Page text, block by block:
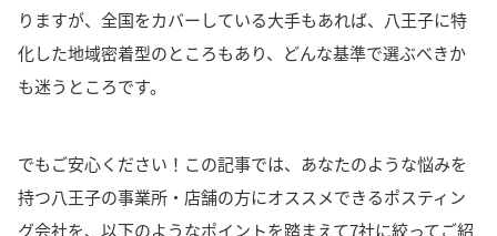
りますが、全国をカバーしている大手もあれば、八王子に特
化した地域密着型のところもあり、どんな基準で選ぶべきか
も迷うところです。
でもご安心ください！ この記事では、あなたのような悩みを
持つ八王子の事業所・店舗の方にオススメできるポスティン
グ会社を、以下のようなポイントを踏まえて7社に絞ってご紹